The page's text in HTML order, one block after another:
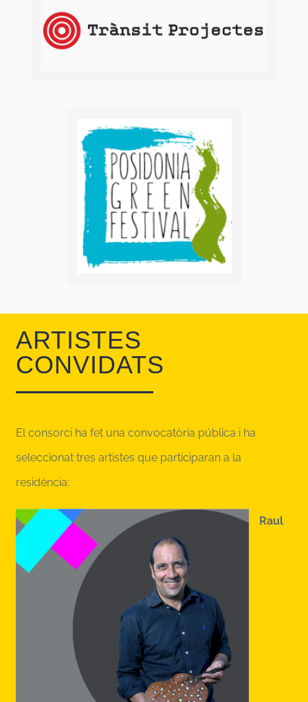
ARTISTES
CONVIDATS
El consorci ha fet una convocatòria pública i ha
seleccionat tres artistes que participaran a la
residència:
Raul